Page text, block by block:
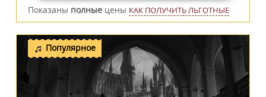
Показаны полные цены КАК ПОЛУЧИТЬ ЛЬГОТНЫЕ
Популярное